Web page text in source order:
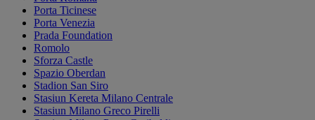
Porta Ticinese
Porta Venezia
Prada Foundation
Romolo
Sforza Castle
Spazio Oberdan
Stadion San Siro
Stasiun Kereta Milano Centrale
Stasiun Milano Greco Pirelli